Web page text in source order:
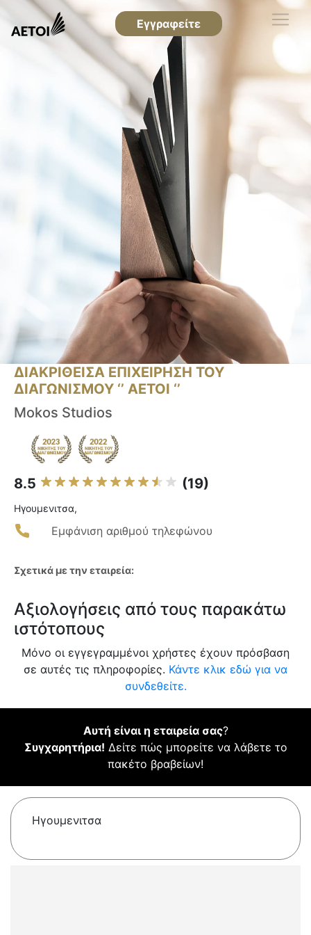
Εγγραφείτε
ΔΙΑΚΡΙΘΕΙΣΑ ΕΠΙΧΕΙΡΗΣΗ ΤΟΥ
ΔΙΑΓΩΝΙΣΜΟΥ ‘’ ΑΕΤΟΙ ‘’
Mokos Studios
8.5 (19)
Ηγουμενιτσα,
Εμφάνιση αριθμού τηλεφώνου
Σχετικά με την εταιρεία:
Αξιολογήσεις από τους παρακάτω
ιστότοπους
Μόνο οι εγγεγραμμένοι χρήστες έχουν πρόσβαση
σε αυτές τις πληροφορίες. Κάντε κλικ εδώ για να
συνδεθείτε.
Αυτή είναι η εταιρεία σας?
Συγχαρητήρια! Δείτε πώς μπορείτε να λάβετε το
πακέτο βραβείων!
Ηγουμενιτσα